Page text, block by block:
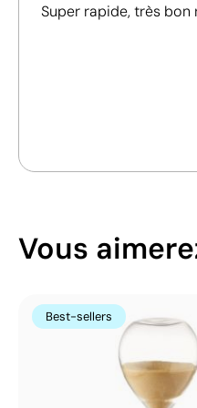
Tampographie:
Super rapide, très
Vous
Best-sellers